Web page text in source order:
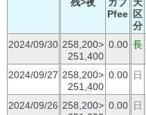
Pfee 区
分
2024/09/30 258,200>
251,400
0.00 長
2024/09/27 258,200>
251,400
0.00 日
2024/09/26 258,200> 0.00 日